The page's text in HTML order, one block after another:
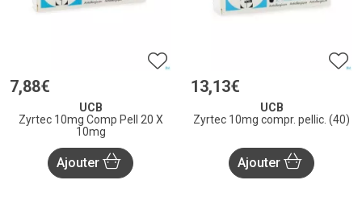
7,88€
UCB
Zyrtec 10mg Comp Pell 20 X
10mg
Ajouter
13,13€
UCB
Zyrtec 10mg compr. pellic. (40)
Ajouter